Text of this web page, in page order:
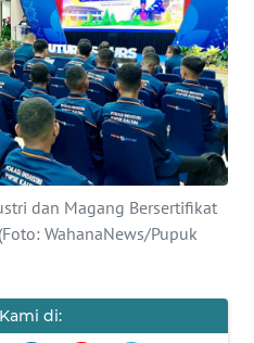
dan Magang Bersertifikat
WahanaNews/Pupuk
di: